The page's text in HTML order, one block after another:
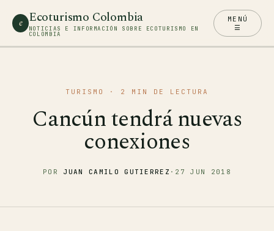
e Ecoturismo Colombia
NOTICIAS E INFORMACIÓN SOBRE ECOTURISMO EN
COLOMBIA
MENÚ
☰
TURISMO · 2 MIN DE LECTURA
Cancún tendrá nuevas
conexiones
POR JUAN CAMILO GUTIERREZ · 27 JUN 2018